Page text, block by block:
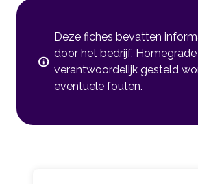
Deze fiches bevatten
door het bedrijf.
verantwoordelijk gesteld
eventuele fouten.